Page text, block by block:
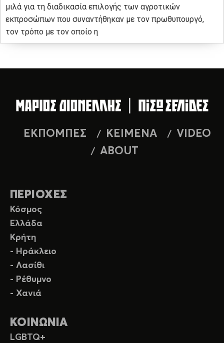
μιλά για τη διαδικασία επιλογής των αγροτικών
εκπροσώπων που συναντήθηκαν με τον πρωθυπουργό,
τον τρόπο με τον οποίο η
ΕΚΠΟΜΠΕΣ ΚΕΙΜΕΝΑ
VIDEO
ABOUT
ΠΕΡΙΟΧΕΣ
Κόσμος
Ελλάδα
Κρήτη
- Ηράκλειο
- Λασίθι
- Ρέθυμνο
- Χανιά
ΚΟΙΝΩΝΙΑ
LGBTQ+